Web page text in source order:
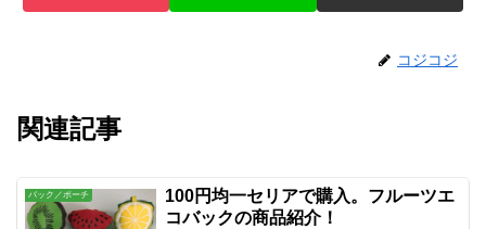
コジコジ
関連記事
バック／ポーチ
100円均一セリアで購入。フルーツエ
コバックの商品紹介！